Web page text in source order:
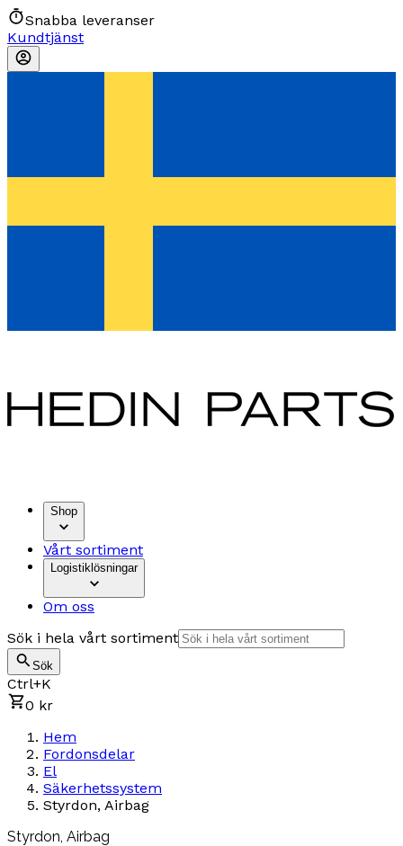
Snabba leveranser
Kundtjänst
Shop
Vårt sortiment
Logistiklösningar
Om oss
Sök i hela vårt sortiment
Sök
Ctrl+K
0 kr
Hem
Fordonsdelar
El
Säkerhetssystem
Styrdon, Airbag
Styrdon, Airbag